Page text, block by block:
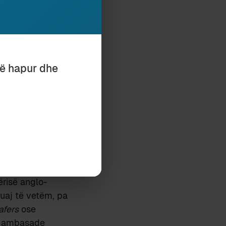
– p.sh.
të
me
tuhafë.
anglo-
të vetëm, pa
ose
hapur dhe